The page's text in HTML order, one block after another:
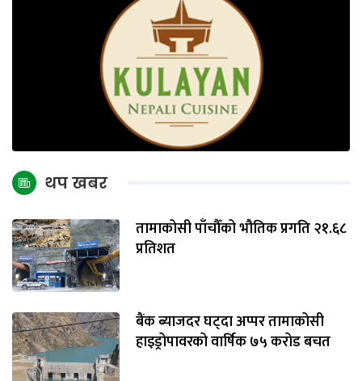
थप खबर
तामाकोसी पाँचौँको भौतिक प्रगति २१.६८
प्रतिशत
बैंक ब्याजदर घट्दा अप्पर तामाकोसी
हाइड्रोपावरको वार्षिक ७५ करोड बचत